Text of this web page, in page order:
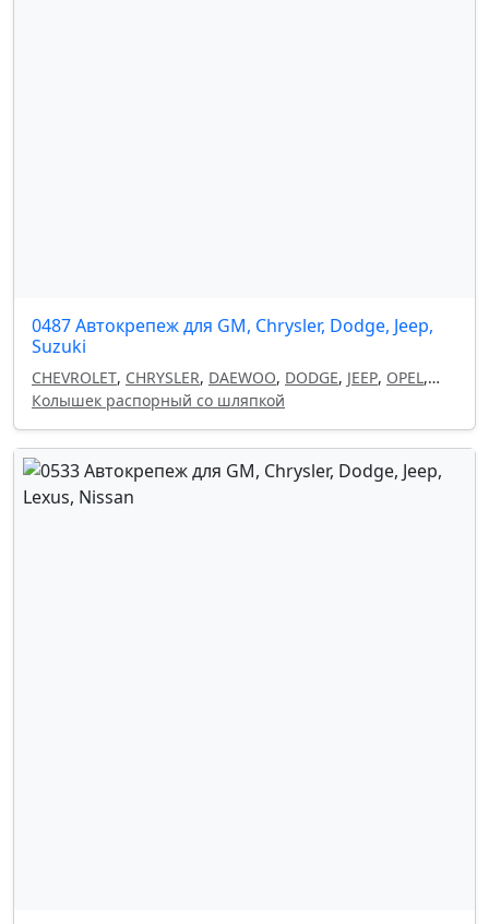
0487 Автокрепеж для GM, Chrysler, Dodge, Jeep,
Suzuki
CHEVROLET, CHRYSLER, DAEWOO, DODGE, JEEP, OPEL,
SUZUKI,GM
Колышек распорный со шляпкой